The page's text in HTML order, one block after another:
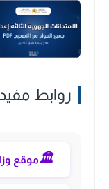
روابط
🏛️موقع